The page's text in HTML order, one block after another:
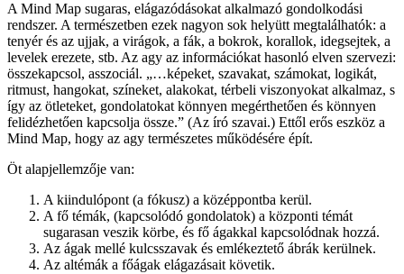
A Mind Map sugaras, elágazódásokat alkalmazó gondolkodási
rendszer. A természetben ezek nagyon sok helyütt megtalálhatók: a
tenyér és az ujjak, a virágok, a fák, a bokrok, korallok, idegsejtek, a
levelek erezete, stb. Az agy az információkat hasonló elven szervezi:
összekapcsol, asszociál. „…képeket, szavakat, számokat, logikát,
ritmust, hangokat, színeket, alakokat, térbeli viszonyokat alkalmaz, s
így az ötleteket, gondolatokat könnyen megérthetően és könnyen
felidézhetően kapcsolja össze.” (Az író szavai.) Ettől erős eszköz a
Mind Map, hogy az agy természetes működésére épít.
Öt alapjellemzője van:
A kiindulópont (a fókusz) a középpontba kerül.
A fő témák, (kapcsolódó gondolatok) a központi témát
sugarasan veszik körbe, és fő ágakkal kapcsolódnak hozzá.
Az ágak mellé kulcsszavak és emlékeztető ábrák kerülnek.
Az altémák a főágak elágazásait követik.